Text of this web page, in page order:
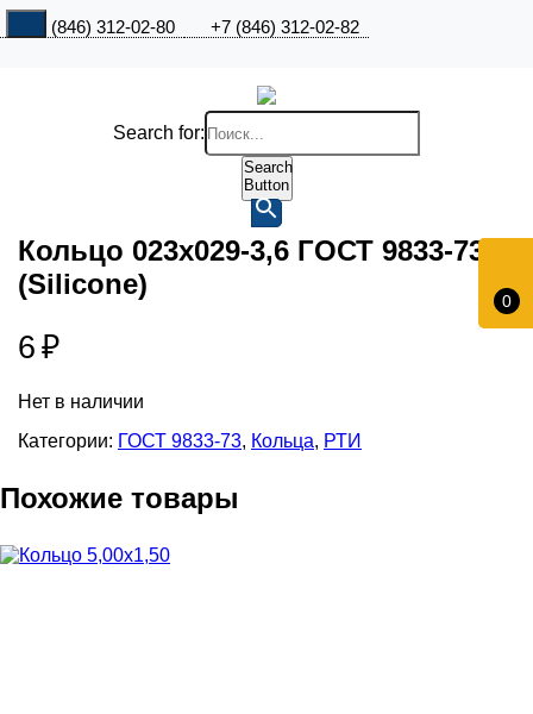
+7 (846) 312-02-80 +7 (846) 312-02-82
0
Search for:
Search
Button
Кольцо 023х029-3,6 ГОСТ 9833-73
(Silicone)
6 ₽
Нет в наличии
Категории: ГОСТ 9833-73, Кольца, РТИ
Похожие товары